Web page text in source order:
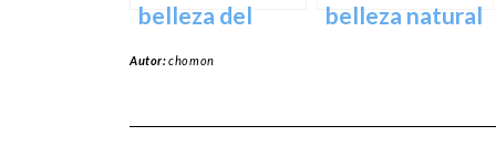
belleza del
belleza natural
Autor:chomon